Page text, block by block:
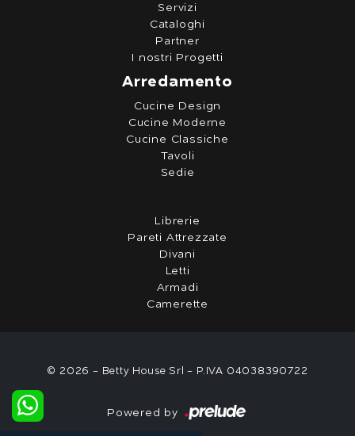
Servizi
Cataloghi
Partner
I nostri Progetti
Arredamento
Cucine Design
Cucine Moderne
Cucine Classiche
Tavoli
Sedie
Librerie
Pareti Attrezzate
Divani
Letti
Armadi
Camerette
© 2026 - Betty House Srl - P.IVA 04038390722
Powered by